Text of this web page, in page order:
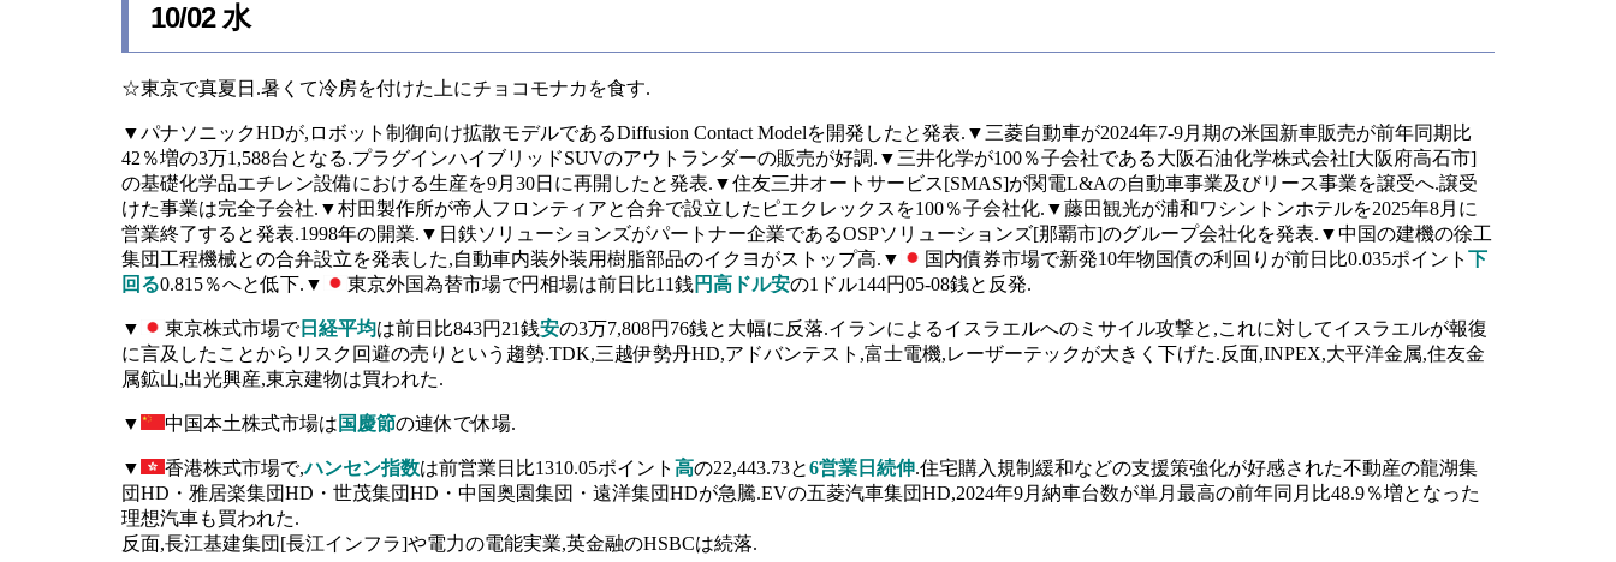
10/02 水
☆東京で真夏日.暑くて冷房を付けた上にチョコモナカを食す.
▼パナソニックHDが,ロボット制御向け拡散モデルであるDiffusion Contact Modelを開発したと発表.▼三菱自動車が2024年7-9月期の米国新車販売が前年同期比
42％増の3万1,588台となる.プラグインハイブリッドSUVのアウトランダーの販売が好調.▼三井化学が100％子会社である大阪石油化学株式会社[大阪府高石市]
の基礎化学品エチレン設備における生産を9月30日に再開したと発表.▼住友三井オートサービス[SMAS]が関電L&Aの自動車事業及びリース事業を譲受へ.譲受
けた事業は完全子会社.▼村田製作所が帝人フロンティアと合弁で設立したピエクレックスを100％子会社化.▼藤田観光が浦和ワシントンホテルを2025年8月に
営業終了すると発表.1998年の開業.▼日鉄ソリューションズがパートナー企業であるOSPソリューションズ[那覇市]のグループ会社化を発表.▼中国の建機の徐工
集団工程機械との合弁設立を発表した,自動車内装外装用樹脂部品のイクヨがストップ高.▼
国内債券市場で新発10年物国債の利回りが前日比0.035ポイント 下
回る0.815％へと低下.▼ 東京外国為替市場で円相場は前日比11銭 円高ドル安の1ドル144円05-08銭と反発.
▼ 東京株式市場で日経平均は前日比843円21銭安の3万7,808円76銭と大幅に反落.イランによるイスラエルへのミサイル攻撃と,これに対してイスラエルが報復
に言及したことからリスク回避の売りという趨勢.TDK,三越伊勢丹HD,アドバンテスト,富士電機,レーザーテックが大きく下げた.反面,INPEX,大平洋金属,住友金
属鉱山,出光興産,東京建物は買われた.
▼ 中国本土株式市場は 国慶節の連休で休場.
▼ 香港株式市場で,ハンセン指数は前営業日比1310.05ポイント 高の22,443.73と6営業日続伸.住宅購入規制緩和などの支援策強化が好感された不動産の龍湖集
団HD・雅居楽集団HD・世茂集団HD・中国奥園集団・遠洋集団HDが急騰.EVの五菱汽車集団HD,2024年9月納車台数が単月最高の前年同月比48.9％増となった
理想汽車も買われた.
反面,長江基建集団[長江インフラ]や電力の電能実業,英金融のHSBCは続落.